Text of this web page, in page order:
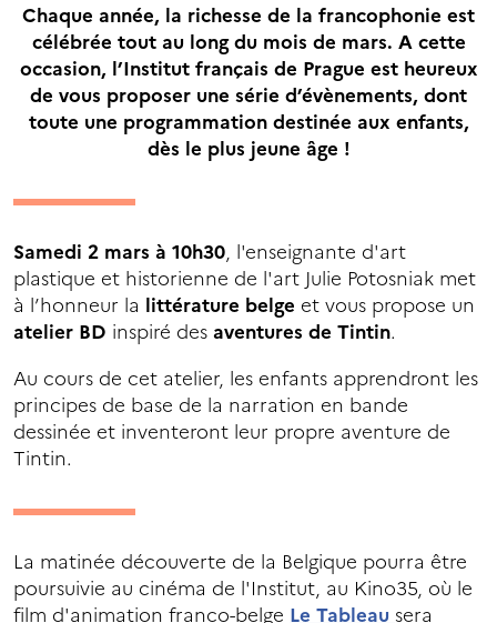
Chaque année, la richesse de la francophonie est
célébrée tout au long du mois de mars. A cette
occasion, l’Institut français de Prague est heureux
de vous proposer une série d’évènements, dont
toute une programmation destinée aux enfants,
dès le plus jeune âge !
Samedi 2 mars à 10h30, l'enseignante d'art
plastique et historienne de l'art Julie Potosniak met
à l’honneur la littérature belge et vous propose un
atelier BD inspiré desaventures de Tintin.
Au cours de cet atelier, les enfants apprendront les
principes de base de la narration en bande
dessinée et inventeront leur propre aventure de
Tintin.
La matinée découverte de la Belgique pourra être
poursuivie au cinéma de l'Institut, au Kino35, où le
film d'animation franco-belge Le Tableau sera